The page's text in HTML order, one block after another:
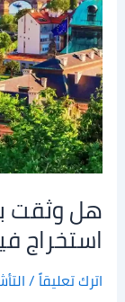
هل وثقت
استخراج
اترك تعليقاً/
مكتب
استخراج
فيزا
التشيك
الصحيح
هنا!